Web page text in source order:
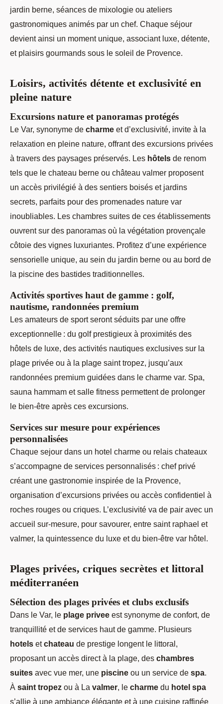
jardin berne, séances de mixologie ou ateliers
gastronomiques animés par un chef. Chaque séjour
devient ainsi un moment unique, associant luxe, détente,
et plaisirs gourmands sous le soleil de Provence.
Loisirs, activités détente et exclusivité en
pleine nature
Excursions nature et panoramas protégés
Le Var, synonyme de charme et d’exclusivité, invite à la
relaxation en pleine nature, offrant des excursions privées
à travers des paysages préservés. Les hôtels de renom
tels que le chateau berne ou château valmer proposent
un accès privilégié à des sentiers boisés et jardins
secrets, parfaits pour des promenades nature var
inoubliables. Les chambres suites de ces établissements
ouvrent sur des panoramas où la végétation provençale
côtoie des vignes luxuriantes. Profitez d’une expérience
sensorielle unique, au sein du jardin berne ou au bord de
la piscine des bastides traditionnelles.
Activités sportives haut de gamme : golf,
nautisme, randonnées premium
Les amateurs de sport seront séduits par une offre
exceptionnelle : du golf prestigieux à proximités des
hôtels de luxe, des activités nautiques exclusives sur la
plage privée ou à la plage saint tropez, jusqu’aux
randonnées premium guidées dans le charme var. Spa,
sauna hammam et salle fitness permettent de prolonger
le bien-être après ces excursions.
Services sur mesure pour expériences
personnalisées
Chaque sejour dans un hotel charme ou relais chateaux
s’accompagne de services personnalisés : chef privé
créant une gastronomie inspirée de la Provence,
organisation d’excursions privées ou accès confidentiel à
roches rouges ou criques. L’exclusivité va de pair avec un
accueil sur-mesure, pour savourer, entre saint raphael et
valmer, la quintessence du luxe et du bien-être var hôtel.
Plages privées, criques secrètes et littoral
méditerranéen
Sélection des plages privées et clubs exclusifs
Dans le Var, le plage privee est synonyme de confort, de
tranquillité et de services haut de gamme. Plusieurs
hotels etchateau de prestige longent le littoral,
proposant un accès direct à la plage, des chambres
suites avec vue mer, une piscine ou un service de spa
À saint tropez ou à La valmer , le charme du hotel spa
s’allie à une ambiance élégante et à une cuisine raffinée